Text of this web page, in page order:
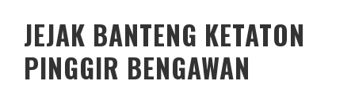
JEJAK BANTENG KETATON
PINGGIR BENGAWAN